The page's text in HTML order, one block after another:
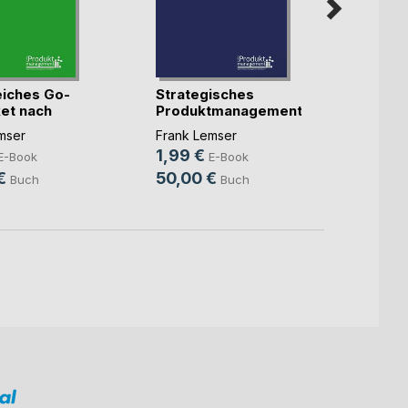
Go-
nach
Book
Buch
Strategisches
Produktmanagement
na(...)
Frank Lemser
1,99 € E-Book
50,00 € Buch